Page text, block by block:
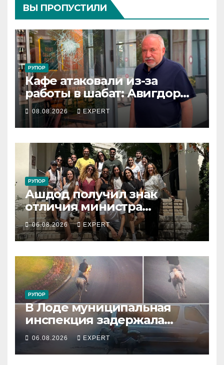
ВЫ ПРОПУСТИЛИ
РУПОР
Кафе атаковали из-за
работы в шабат: Авигдор
Либерман приехал
поддержать владельцев
08.08.2026 EXPERT
РУПОР
Ашдод получил знак
отличия министра
обороны за поддержку
резервистов
06.08.2026 EXPERT
РУПОР
В Лоде муниципальная
инспекция задержала
подростка, устроившего
опасную скачку на лошади
по улицам города
06.08.2026 EXPERT